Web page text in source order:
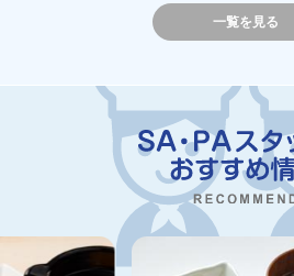
一覧を見る